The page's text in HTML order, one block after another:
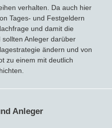
verhalten. Da auch hier
Tages- und Festgeldern
und damit die
Anleger darüber
ändern und von
zu einem mit deutlich
Anleger